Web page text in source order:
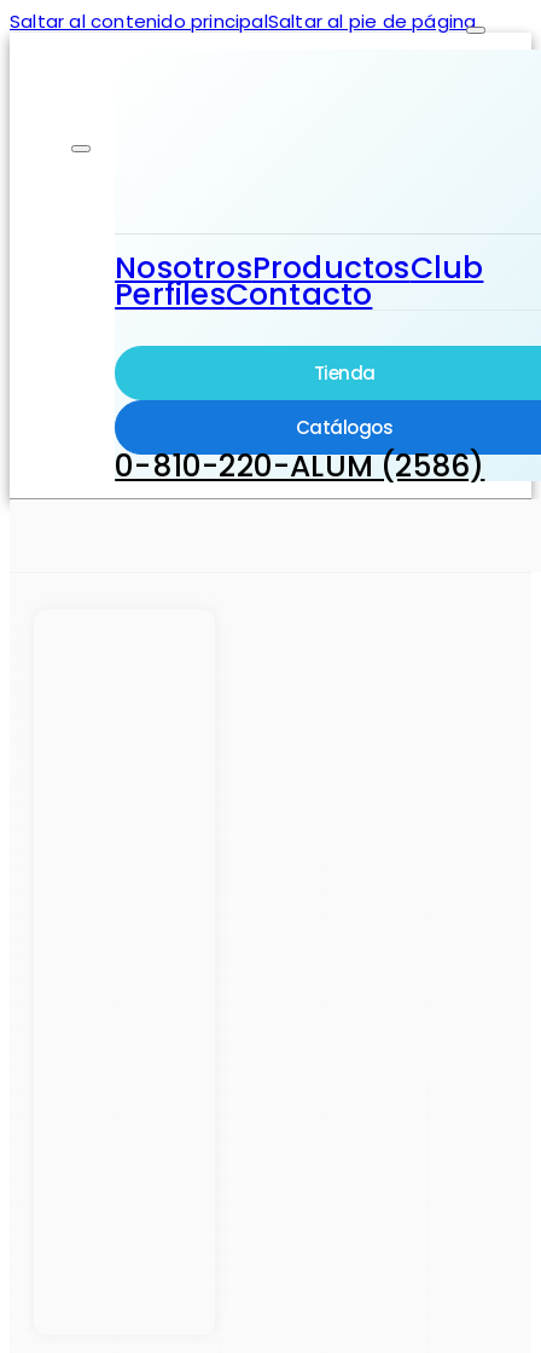
Saltar al contenido principalSaltar al pie de página
NosotrosProductosClub
PerfilesContacto
Tienda
Catálogos
0-810-220-ALUM (2586)